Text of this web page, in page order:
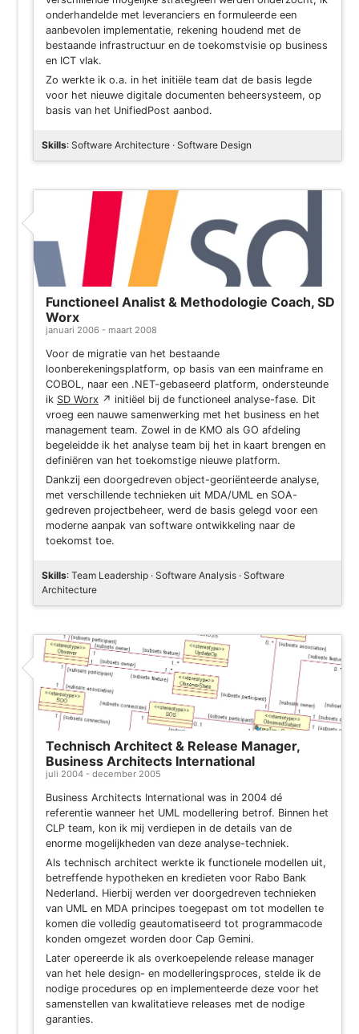
onderhandelde met leveranciers en formuleerde een
aanbevolen implementatie, rekening houdend met de
bestaande infrastructuur en de toekomstvisie op business
en ICT vlak.
Zo werkte ik o.a. in het initiële team dat de basis legde
voor het nieuwe digitale documenten beheersysteem, op
basis van het UnifiedPost aanbod.
Skills: Software Architecture · Software Design
Functioneel Analist & Methodologie Coach, SD
Worx
januari 2006 - maart 2008
Voor de migratie van het bestaande
loonberekeningsplatform, op basis van een mainframe en
COBOL, naar een .NET-gebaseerd platform, ondersteunde
ik SD Worx ↗ initiëel bij de functioneel analyse-fase. Dit
vroeg een nauwe samenwerking met het business en het
management team. Zowel in de KMO als GO afdeling
begeleidde ik het analyse team bij het in kaart brengen en
definiëren van het toekomstige nieuwe platform.
Dankzij een doorgedreven object-georiënteerde analyse,
met verschillende technieken uit MDA/UML en SOA-
gedreven projectbeheer, werd de basis gelegd voor een
moderne aanpak van software ontwikkeling naar de
toekomst toe.
Skills: Team Leadership · Software Analysis · Software
Architecture
Technisch Architect & Release Manager,
Business Architects International
juli 2004 - december 2005
Business Architects International was in 2004 dé
referentie wanneer het UML modellering betrof. Binnen het
CLP team, kon ik mij verdiepen in de details van de
enorme mogelijkheden van deze analyse-techniek.
Als technisch architect werkte ik functionele modellen uit,
betreffende hypotheken en kredieten voor Rabo Bank
Nederland. Hierbij werden ver doorgedreven technieken
van UML en MDA principes toegepast om tot modellen te
komen die volledig geautomatiseerd tot programmacode
konden omgezet worden door Cap Gemini.
Later opereerde ik als overkoepelende release manager
van het hele design- en modelleringsproces, stelde ik de
nodige procedures op en implementeerde deze voor het
samenstellen van kwalitatieve releases met de nodige
garanties.